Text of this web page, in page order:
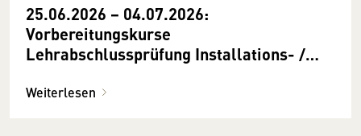
25.06.2026 − 04.07.2026:
Vorbereitungskurse
Lehrabschlussprüfung Installations- /
Weiterlesen